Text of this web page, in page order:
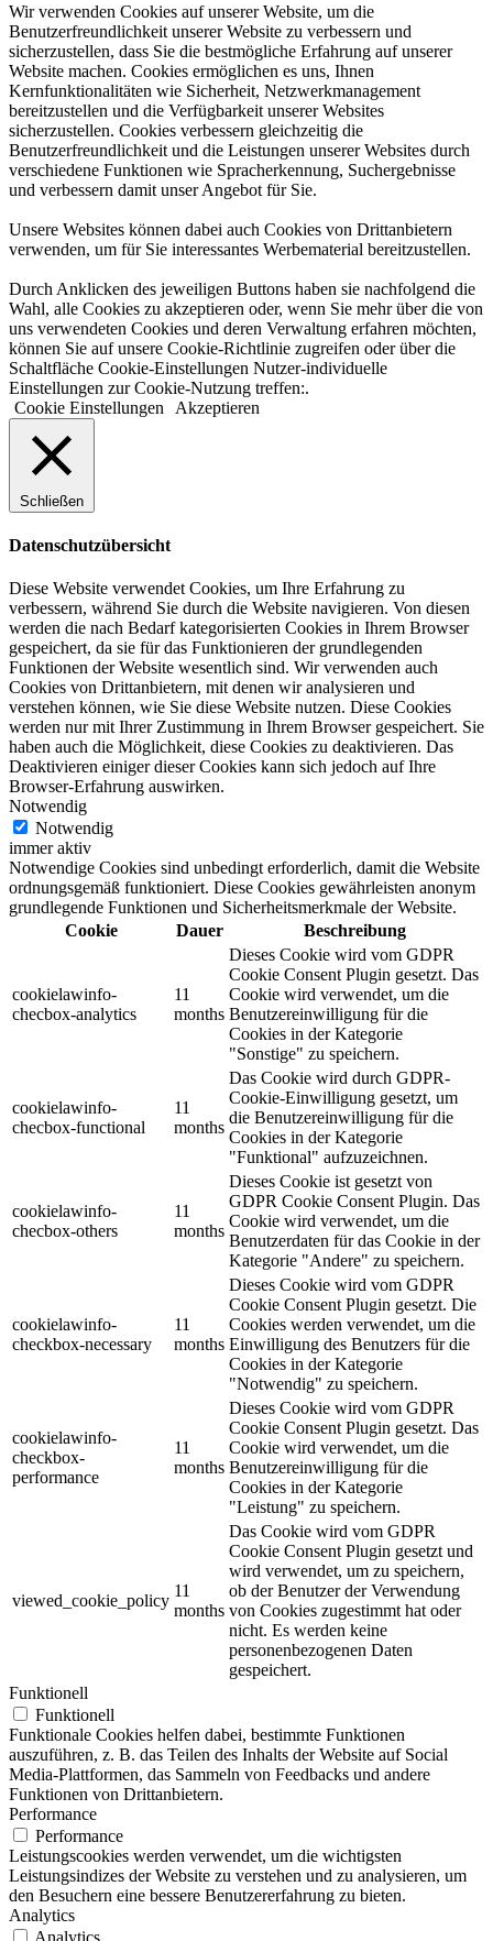
Wir verwenden Cookies auf unserer Website, um die
Benutzerfreundlichkeit unserer Website zu verbessern und
sicherzustellen, dass Sie die bestmögliche Erfahrung auf unserer
Website machen. Cookies ermöglichen es uns, Ihnen
Kernfunktionalitäten wie Sicherheit, Netzwerkmanagement
bereitzustellen und die Verfügbarkeit unserer Websites
sicherzustellen. Cookies verbessern gleichzeitig die
Benutzerfreundlichkeit und die Leistungen unserer Websites durch
verschiedene Funktionen wie Spracherkennung, Suchergebnisse
und verbessern damit unser Angebot für Sie.
Unsere Websites können dabei auch Cookies von Drittanbietern
verwenden, um für Sie interessantes Werbematerial bereitzustellen.
Durch Anklicken des jeweiligen Buttons haben sie nachfolgend die
Wahl, alle Cookies zu akzeptieren oder, wenn Sie mehr über die von
uns verwendeten Cookies und deren Verwaltung erfahren möchten,
können Sie auf unsere Cookie-Richtlinie zugreifen oder über die
Schaltfläche Cookie-Einstellungen Nutzer-individuelle
Einstellungen zur Cookie-Nutzung treffen:.
Cookie Einstellungen
Akzeptieren
Schließen
Datenschutzübersicht
Diese Website verwendet Cookies, um Ihre Erfahrung zu
verbessern, während Sie durch die Website navigieren. Von diesen
werden die nach Bedarf kategorisierten Cookies in Ihrem Browser
gespeichert, da sie für das Funktionieren der grundlegenden
Funktionen der Website wesentlich sind. Wir verwenden auch
Cookies von Drittanbietern, mit denen wir analysieren und
verstehen können, wie Sie diese Website nutzen. Diese Cookies
werden nur mit Ihrer Zustimmung in Ihrem Browser gespeichert. Sie
haben auch die Möglichkeit, diese Cookies zu deaktivieren. Das
Deaktivieren einiger dieser Cookies kann sich jedoch auf Ihre
Browser-Erfahrung auswirken.
Notwendig
Notwendig
immer aktiv
Notwendige Cookies sind unbedingt erforderlich, damit die Website
ordnungsgemäß funktioniert. Diese Cookies gewährleisten anonym
grundlegende Funktionen und Sicherheitsmerkmale der Website.
Cookie
Dauer Beschreibung
cookielawinfo-
checbox-analytics
11
months
Dieses Cookie wird vom GDPR
Cookie Consent Plugin gesetzt. Das
Cookie wird verwendet, um die
Benutzereinwilligung für die
Cookies in der Kategorie
"Sonstige" zu speichern.
cookielawinfo-
checbox-functional
11
months
Das Cookie wird durch GDPR-
Cookie-Einwilligung gesetzt, um
die Benutzereinwilligung für die
Cookies in der Kategorie
"Funktional" aufzuzeichnen.
cookielawinfo-
checbox-others
11
months
Dieses Cookie ist gesetzt von
GDPR Cookie Consent Plugin. Das
Cookie wird verwendet, um die
Benutzerdaten für das Cookie in der
Kategorie "Andere" zu speichern.
cookielawinfo-
checkbox-necessary
11
months
Dieses Cookie wird vom GDPR
Cookie Consent Plugin gesetzt. Die
Cookies werden verwendet, um die
Einwilligung des Benutzers für die
Cookies in der Kategorie
"Notwendig" zu speichern.
cookielawinfo-
checkbox-
performance
11
months
Dieses Cookie wird vom GDPR
Cookie Consent Plugin gesetzt. Das
Cookie wird verwendet, um die
Benutzereinwilligung für die
Cookies in der Kategorie
"Leistung" zu speichern.
viewed_cookie_policy
11
months
Das Cookie wird vom GDPR
Cookie Consent Plugin gesetzt und
wird verwendet, um zu speichern,
ob der Benutzer der Verwendung
von Cookies zugestimmt hat oder
nicht. Es werden keine
personenbezogenen Daten
gespeichert.
Funktionell
Funktionell
Funktionale Cookies helfen dabei, bestimmte Funktionen
auszuführen, z. B. das Teilen des Inhalts der Website auf Social
Media-Plattformen, das Sammeln von Feedbacks und andere
Funktionen von Drittanbietern.
Performance
Performance
Leistungscookies werden verwendet, um die wichtigsten
Leistungsindizes der Website zu verstehen und zu analysieren, um
den Besuchern eine bessere Benutzererfahrung zu bieten.
Analytics